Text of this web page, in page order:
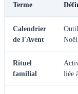
Terme
Calendrier
de l'Avent
Rituel
familial
liée